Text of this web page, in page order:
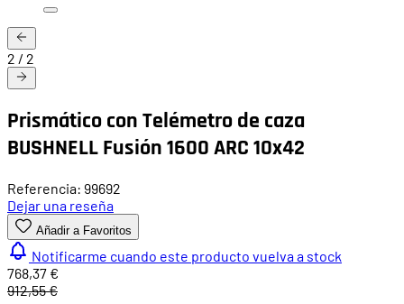
2 / 2
Prismático con Telémetro de caza
BUSHNELL Fusión 1600 ARC 10x42
Referencia: 99692
Dejar una reseña
Añadir a Favoritos
Notificarme cuando este producto vuelva a stock
768,37 €
912,55 €